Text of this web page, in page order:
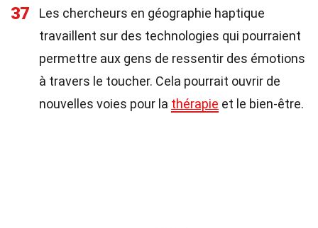
37
Les chercheurs en géographie haptique
travaillent sur des technologies qui pourraient
permettre aux gens de ressentir des émotions
à travers le toucher. Cela pourrait ouvrir de
nouvelles voies pour la thérapie et le bien-être.